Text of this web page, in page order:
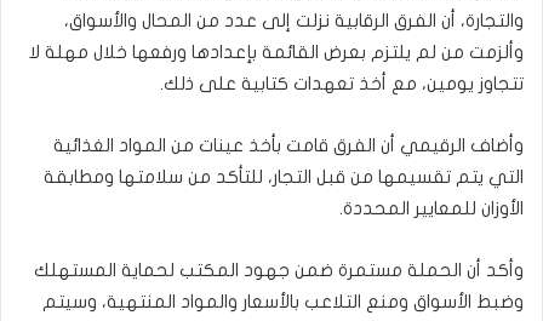
والتجارة، أن الفرق الرقابية نزلت إلى عدد من المحال والأسواق،
وألزمت من لم يلتزم بعرض القائمة بإعدادها ورفعها خلال مهلة لا
تتجاوز يومين، مع أخذ تعهدات كتابية على ذلك.
وأضاف الرقيمي أن الفرق قامت بأخذ عينات من المواد الغذائية
التي يتم تقسيمها من قبل التجار، للتأكد من سلامتها ومطابقة
الأوزان للمعايير المحددة.
وأكد أن الحملة مستمرة ضمن جهود المكتب لحماية المستهلك
وضبط الأسواق ومنع التلاعب بالأسعار والمواد المنتهية، وسيتم